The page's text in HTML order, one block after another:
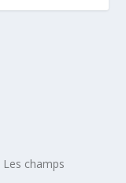
Les champs